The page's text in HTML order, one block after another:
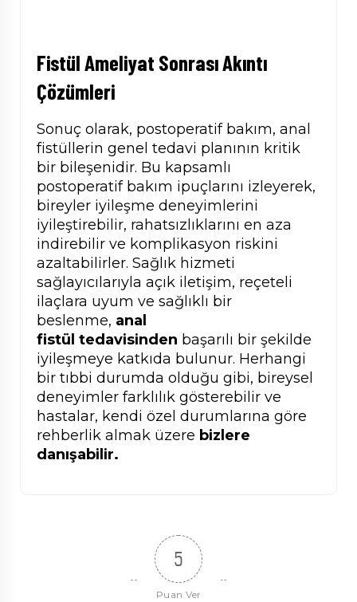
Fistül Ameliyat Sonrası Akıntı
Çözümleri
Sonuç olarak, postoperatif bakım, anal
fistüllerin genel tedavi planının kritik
bir bileşenidir. Bu kapsamlı
postoperatif bakım ipuçlarını izleyerek,
bireyler iyileşme deneyimlerini
iyileştirebilir, rahatsızlıklarını en aza
indirebilir ve komplikasyon riskini
azaltabilirler. Sağlık hizmeti
sağlayıcılarıyla açık iletişim, reçeteli
ilaçlara uyum ve sağlıklı bir
beslenme, anal
fistül tedavisinden başarılı bir şekilde
iyileşmeye katkıda bulunur. Herhangi
bir tıbbi durumda olduğu gibi, bireysel
deneyimler farklılık gösterebilir ve
hastalar, kendi özel durumlarına göre
rehberlik almak üzere bizlere
danışabilir.
5
Puan Ver